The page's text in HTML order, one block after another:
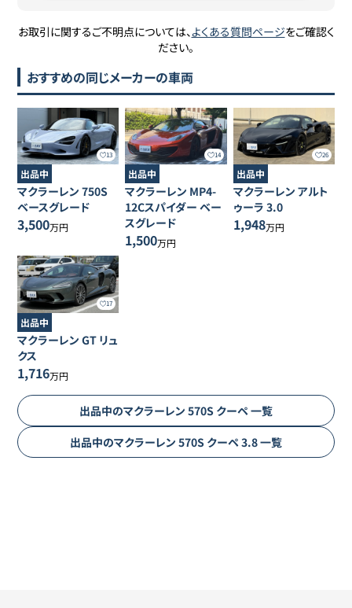
お取引に関するご不明点については、よくある質問ページをご確認く
ださい。
おすすめの同じメーカーの車両
13
出品中
マクラーレン 750S
ベースグレード
3,500万円
14
出品中
マクラーレン MP4-
12Cスパイダー ベー
スグレード
1,500万円
26
出品中
マクラーレン アルト
ゥーラ 3.0
1,948万円
17
出品中
マクラーレン GT リュ
クス
1,716万円
出品中のマクラーレン 570S クーペ一覧
出品中のマクラーレン 570S クーペ3.8一覧